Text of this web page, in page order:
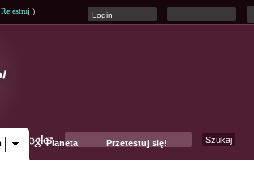
Rejestruj )
Planeta Przetestuj się!